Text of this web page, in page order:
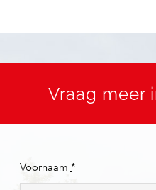
Vraag meer
Voornaam *